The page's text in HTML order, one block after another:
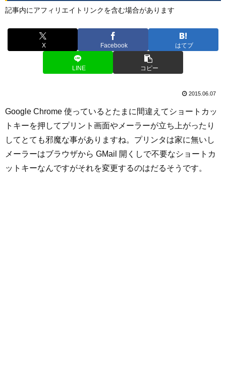
記事内にアフィリエイトリンクを含む場合があります
X Facebook はてブ
LINE コピー
2015.06.07
Google Chrome 使っているとたまに間違えてショートカッ
トキーを押してプリント画面やメーラーが立ち上がったり
してとても邪魔な事がありますね。プリンタは家に無いし
メーラーはブラウザから GMail 開くしで不要なショートカ
ットキーなんですがそれを変更するのはだるそうです。